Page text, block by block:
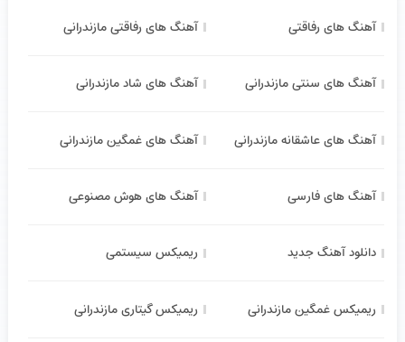
آهنگ های رفاقتی آهنگ های رفاقتی مازندرانی
آهنگ های سنتی مازندرانی آهنگ های شاد مازندرانی
آهنگ های عاشقانه مازندرانی آهنگ های غمگین مازندرانی
آهنگ های فارسی آهنگ های هوش مصنوعی
دانلود آهنگ جدید ریمیکس سیستمی
ریمیکس غمگین مازندرانی ریمیکس گیتاری مازندرانی